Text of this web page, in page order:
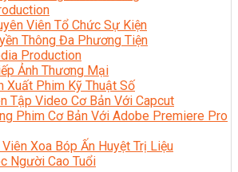
Viên Tổ Chức Sự Kiện
Thông Đa Phương Tiện
Production
Ảnh Thương Mại
Xuất Phim Kỹ Thuật Số
Tập Video Cơ Bản Với Capcut
Phim Cơ Bản Với Adobe Premiere Pro
Xoa Bóp Ấn Huyệt Trị Liệu
Người Cao Tuổi